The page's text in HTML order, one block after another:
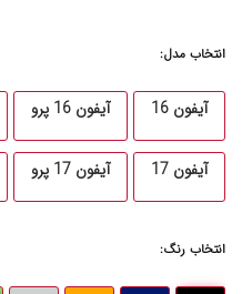
انتخاب مدل:
آیفون 16 آیفون 16 پرو
آیفون 17 آیفون 17 پرو
انتخاب رنگ: